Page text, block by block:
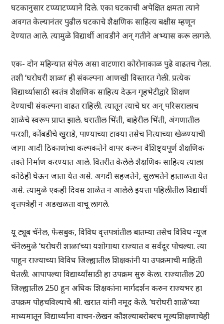
घटकानुसार टप्प्याटप्प्याने दिले. एका घटकाची अपेक्षित क्षमता त्याने
अवगत केल्यानंतर पुढील घटकाचे शैक्षणिक साहित्य बक्षीस म्हणून
देण्यात आले. त्यामुळे विद्यार्थी आवडीने अन् गतीने अभ्यास करू लागले.
एक- दोन महिन्यात संपेल असा वाटणारा कोरोनाकाळ पुढे वाढतच गेला.
तशी ‘घरोघरी शाळा’ ही संकल्पना आणखी विस्तारत गेली. प्रत्येक
विद्यार्थ्यासाठी स्वतंत्र शैक्षणिक साहित्य देऊन गृहभेटीद्वारे शिक्षण
देण्याची संकल्पना वाढत राहिली. त्यातून त्याचे घर अन् परिसरालाच
शाळेचे स्वरूप प्राप्त झाले. घरातील भिंती, बाहेरील भिंती, अंगणातील
फरशी, कोंबडीचे खुराडे, पाण्याच्या टाक्या तसेच नित्याच्या खेळण्याची
जागा आदी ठिकाणांचा कल्पकतेने वापर करून वैशिष्ट्यपूर्ण शैक्षणिक
तक्ते निर्माण करण्यात आले. वितरीत केलेले शैक्षणिक साहित्य त्याला
कोठेही घेऊन जाता येत असे. अगदी सहजतेने, सुलभतेने हाताळता येत
असे. त्यामुळे एकही दिवस शाळेत न आलेले इयत्ता पहिलीतील विद्यार्थी
वृत्तपत्रेही न अडखळता वाचू लागले.
यू ट्यूब चॅनेल, फेसबुक, विविध वृत्तपत्रांतील बातम्या तसेच विविध न्यूज
चॅनेलमुळे ‘घरोघरी शाळा’च्या यशोगाथा राज्यात व सर्वदूर पोचल्या. त्या
पाहून राज्याच्या विविध जिल्ह्यातील शिक्षकांनी या उपक्रमाची माहिती
घेतली. आपापल्या विद्यार्थ्यांसाठी हा उपक्रम सुरु केला. राज्यातील 20
जिल्ह्यातील 250 हून अधिक शिक्षकांना मार्गदर्शन करुन राज्यभर हा
उपक्रम पोहचविल्याचे श्री. खरात यांनी नमूद केले. ‘घरोघरी शाळे’च्या
माध्यमातून विद्यार्थ्यांना वाचन-लेखन कौशल्याबरोबरच मूल्यशिक्षणाचेही